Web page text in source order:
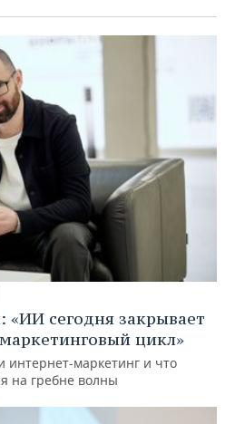
«ИИ сегодня закрывает
цикл»
интернет-маркетинг и что
на гребне волны